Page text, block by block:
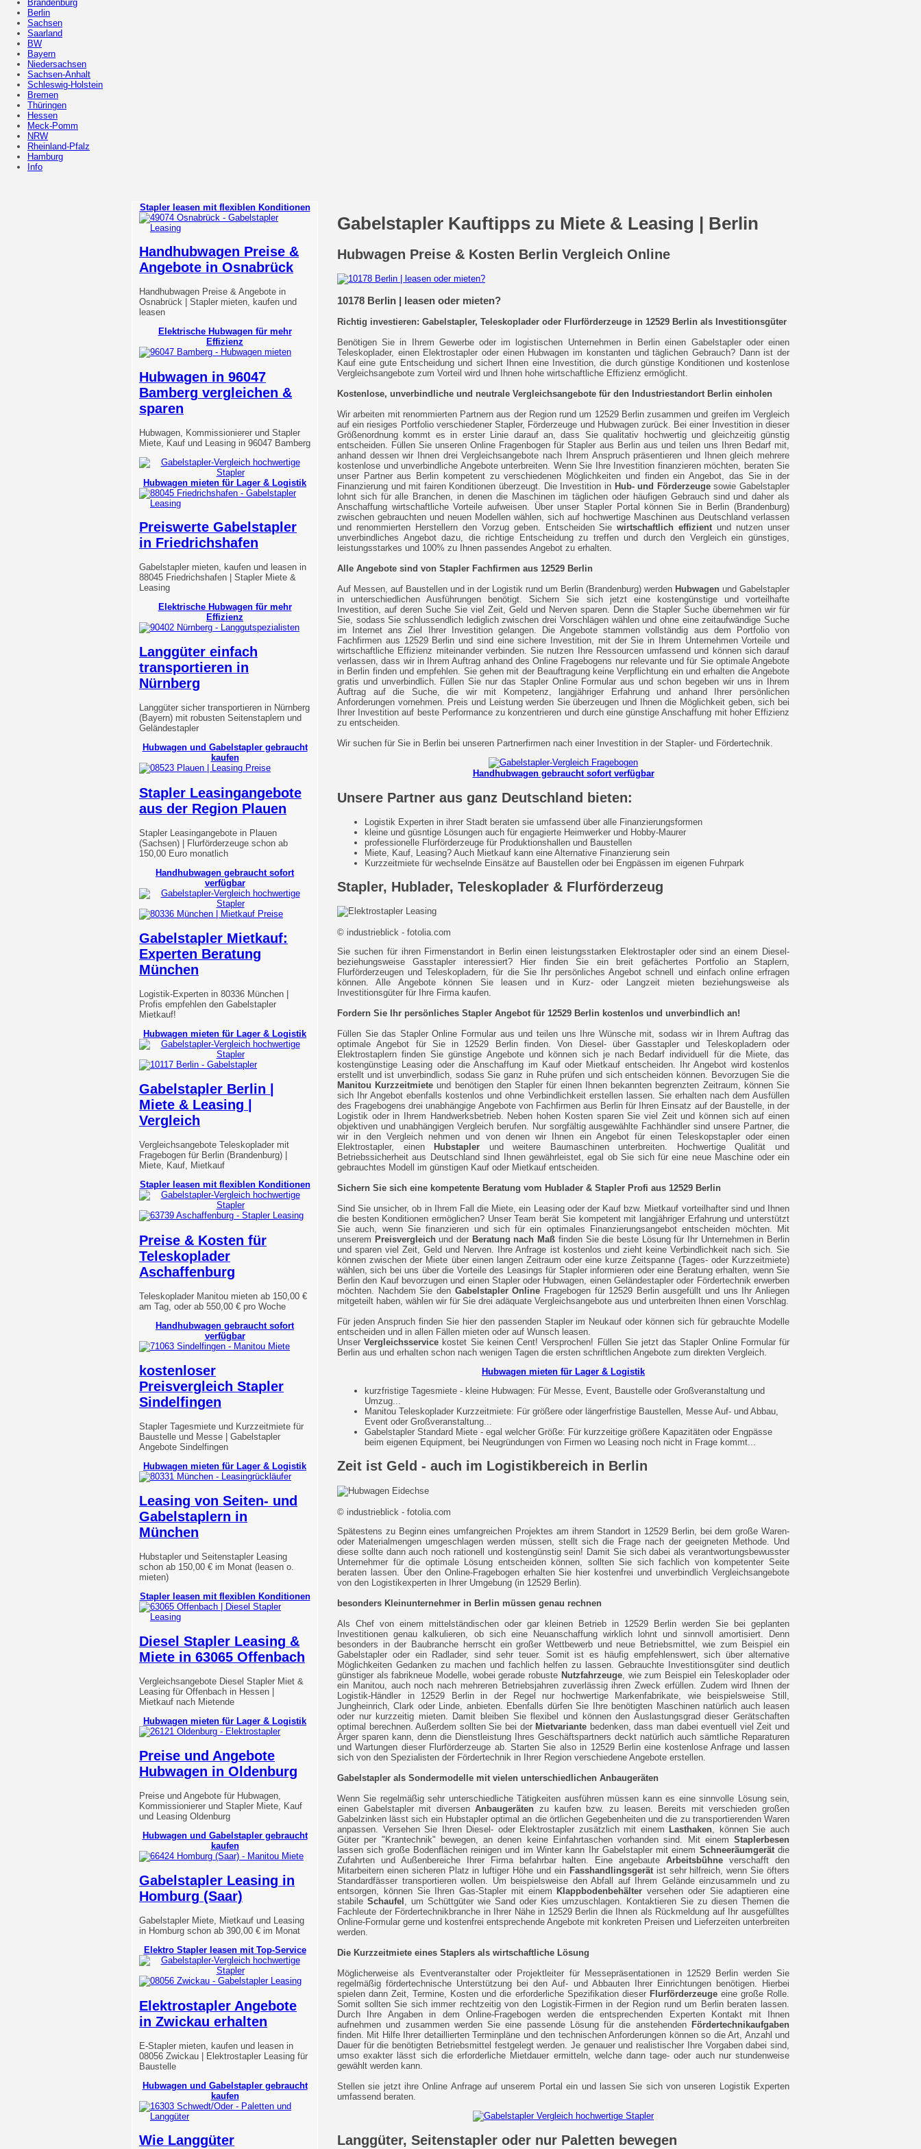
Brandenburg
Berlin
Sachsen
Saarland
BW
Bayern
Niedersachsen
Sachsen-Anhalt
Schleswig-Holstein
Bremen
Thüringen
Hessen
Meck-Pomm
NRW
Rheinland-Pfalz
Hamburg
Info
Gabelstapler Kauftipps zu Miete & Leasing | Berlin
Hubwagen Preise & Kosten Berlin Vergleich Online
10178 Berlin | leasen oder mieten?
Richtig investieren: Gabelstapler, Teleskoplader oder Flurförderzeuge in 12529 Berlin als Investitionsgüter
Benötigen Sie in Ihrem Gewerbe oder im logistischen Unternehmen in Berlin einen Gabelstapler oder einen
Teleskoplader, einen Elektrostapler oder einen Hubwagen im konstanten und täglichen Gebrauch? Dann ist der
Kauf eine gute Entscheidung und sichert Ihnen eine Investition, die durch günstige Konditionen und kostenlose
Vergleichsangebote zum Vorteil wird und Ihnen hohe wirtschaftliche Effizienz ermöglicht.
Kostenlose, unverbindliche und neutrale Vergleichsangebote für den Industriestandort Berlin einholen
Wir arbeiten mit renommierten Partnern aus der Region rund um 12529 Berlin zusammen und greifen im Vergleich
auf ein riesiges Portfolio verschiedener Stapler, Förderzeuge und Hubwagen zurück. Bei einer Investition in dieser
Größenordnung kommt es in erster Linie darauf an, dass Sie qualitativ hochwertig und gleichzeitig günstig
entscheiden. Füllen Sie unseren Online Fragenbogen für Stapler aus Berlin aus und teilen uns Ihren Bedarf mit,
anhand dessen wir Ihnen drei Vergleichsangebote nach Ihrem Anspruch präsentieren und Ihnen gleich mehrere
kostenlose und unverbindliche Angebote unterbreiten. Wenn Sie Ihre Investition finanzieren möchten, beraten Sie
unser Partner aus Berlin kompetent zu verschiedenen Möglichkeiten und finden ein Angebot, das Sie in der
Finanzierung und mit fairen Konditionen überzeugt. Die Investition in Hub- und Förderzeugesowie Gabelstapler
lohnt sich für alle Branchen, in denen die Maschinen im täglichen oder häufigen Gebrauch sind und daher als
Anschaffung wirtschaftliche Vorteile aufweisen. Über unser Stapler Portal können Sie in Berlin (Brandenburg)
zwischen gebrauchten und neuen Modellen wählen, sich auf hochwertige Maschinen aus Deutschland verlassen
und renommierten Herstellern den Vorzug geben. Entscheiden Siewirtschaftlich effizientund nutzen unser
unverbindliches Angebot dazu, die richtige Entscheidung zu treffen und durch den Vergleich ein günstiges,
leistungsstarkes und 100% zu Ihnen passendes Angebot zu erhalten.
Alle Angebote sind von Stapler Fachfirmen aus 12529 Berlin
Auf Messen, auf Baustellen und in der Logistik rund um Berlin (Brandenburg) werden Hubwagen und Gabelstapler
in unterschiedlichen Ausführungen benötigt. Sichern Sie sich jetzt eine kostengünstige und vorteilhafte
Investition, auf deren Suche Sie viel Zeit, Geld und Nerven sparen. Denn die Stapler Suche übernehmen wir für
Sie, sodass Sie schlussendlich lediglich zwischen drei Vorschlägen wählen und ohne eine zeitaufwändige Suche
im Internet ans Ziel Ihrer Investition gelangen. Die Angebote stammen vollständig aus dem Portfolio von
Fachfirmen aus 12529 Berlin und sind eine sichere Investition, mit der Sie in Ihrem Unternehmen Vorteile und
wirtschaftliche Effizienz miteinander verbinden. Sie nutzen Ihre Ressourcen umfassend und können sich darauf
verlassen, dass wir in Ihrem Auftrag anhand des Online Fragebogens nur relevante und für Sie optimale Angebote
in Berlin finden und empfehlen. Sie gehen mit der Beauftragung keine Verpflichtung ein und erhalten die Angebote
gratis und unverbindlich. Füllen Sie nur das Stapler Online Formular aus und schon begeben wir uns in Ihrem
Auftrag auf die Suche, die wir mit Kompetenz, langjähriger Erfahrung und anhand Ihrer persönlichen
Anforderungen vornehmen. Preis und Leistung werden Sie überzeugen und Ihnen die Möglichkeit geben, sich bei
Ihrer Investition auf beste Performance zu konzentrieren und durch eine günstige Anschaffung mit hoher Effizienz
zu entscheiden.
Wir suchen für Sie in Berlin bei unseren Partnerfirmen nach einer Investition in der Stapler- und Fördertechnik.
Handhubwagen gebraucht sofort verfügbar
Unsere Partner aus ganz Deutschland bieten:
Logistik Experten in ihrer Stadt beraten sie umfassend über alle Finanzierungsformen
kleine und güsntige Lösungen auch für engagierte Heimwerker und Hobby-Maurer
professionelle Flurförderzeuge für Produktionshallen und Baustellen
Miete, Kauf, Leasing? Auch Mietkauf kann eine Alternative Finanzierung sein
Kurzzeitmiete für wechselnde Einsätze auf Baustellen oder bei Engpässen im eigenen Fuhrpark
Stapler, Hublader, Teleskoplader & Flurförderzeug
© industrieblick - fotolia.com
Sie suchen für ihren Firmenstandort in Berlin einen leistungsstarken Elektrostapler oder sind an einem Diesel-
beziehungsweise Gasstapler interessiert? Hier finden Sie ein breit gefächertes Portfolio an Staplern,
Flurförderzeugen und Teleskopladern, für die Sie Ihr persönliches Angebot schnell und einfach online erfragen
können. Alle Angebote können Sie leasen und in Kurz- oder Langzeit mieten beziehungsweise als
Investitionsgüter für Ihre Firma kaufen.
Fordern Sie Ihr persönliches Stapler Angebot für 12529 Berlin kostenlos und unverbindlich an!
Füllen Sie das Stapler Online Formular aus und teilen uns Ihre Wünsche mit, sodass wir in Ihrem Auftrag das
optimale Angebot für Sie in 12529 Berlin finden. Von Diesel- über Gasstapler und Teleskopladern oder
Elektrostaplern finden Sie günstige Angebote und können sich je nach Bedarf individuell für die Miete, das
kostengünstige Leasing oder die Anschaffung im Kauf oder Mietkauf entscheiden. Ihr Angebot wird kostenlos
erstellt und ist unverbindlich, sodass Sie ganz in Ruhe prüfen und sich entscheiden können. Bevorzugen Sie die
Manitou Kurzzeitmiete und benötigen den Stapler für einen Ihnen bekannten begrenzten Zeitraum, können Sie
sich Ihr Angebot ebenfalls kostenlos und ohne Verbindlichkeit erstellen lassen. Sie erhalten nach dem Ausfüllen
des Fragebogens drei unabhängige Angebote von Fachfirmen aus Berlin für Ihren Einsatz auf der Baustelle, in der
Logistik oder in Ihrem Handwerksbetrieb. Neben hohen Kosten sparen Sie viel Zeit und können sich auf einen
objektiven und unabhängigen Vergleich berufen. Nur sorgfältig ausgewählte Fachhändler sind unsere Partner, die
wir in den Vergleich nehmen und von denen wir Ihnen ein Angebot für einen Teleskopstapler oder einen
Elektrostapler, einen
Hubstapler und weitere Baumaschinen unterbreiten. Hochwertige Qualität und
Betriebssicherheit aus Deutschland sind Ihnen gewährleistet, egal ob Sie sich für eine neue Maschine oder ein
gebrauchtes Modell im günstigen Kauf oder Mietkauf entscheiden.
Sichern Sie sich eine kompetente Beratung vom Hublader & Stapler Profi aus 12529 Berlin
Sind Sie unsicher, ob in Ihrem Fall die Miete, ein Leasing oder der Kauf bzw. Mietkauf vorteilhafter sind und Ihnen
die besten Konditionen ermöglichen? Unser Team berät Sie kompetent mit langjähriger Erfahrung und unterstützt
Sie auch, wenn Sie finanzieren und sich für ein optimales Finanzierungsangebot entscheiden möchten. Mit
unserem Preisvergleichund der Beratung nach Maß finden Sie die beste Lösung für Ihr Unternehmen in Berlin
und sparen viel Zeit, Geld und Nerven. Ihre Anfrage ist kostenlos und zieht keine Verbindlichkeit nach sich. Sie
können zwischen der Miete über einen langen Zeitraum oder eine kurze Zeitspanne (Tages- oder Kurzzeitmiete)
wählen, sich bei uns über die Vorteile des Leasings für Stapler informieren oder eine Beratung erhalten, wenn Sie
Berlin den Kauf bevorzugen und einen Stapler oder Hubwagen, einen Geländestapler oder Fördertechnik erwerben
möchten. Nachdem Sie den Gabelstapler Online Fragebogen für 12529 Berlin ausgefüllt und uns Ihr Anliegen
mitgeteilt haben, wählen wir für Sie drei adäquate Vergleichsangebote aus und unterbreiten Ihnen einen Vorschlag.
Für jeden Anspruch finden Sie hier den passenden Stapler im Neukauf oder können sich für gebrauchte Modelle
entscheiden und in allen Fällen mieten oder auf Wunsch leasen.
UnserVergleichsservice kostet Sie keinen Cent! Versprochen! Füllen Sie jetzt das Stapler Online Formular für
Berlin aus und erhalten schon nach wenigen Tagen die ersten schriftlichen Angebote zum direkten Vergleich.
Hubwagen mieten für Lager & Logistik
kurzfristige Tagesmiete - kleine Hubwagen: Für Messe, Event, Baustelle oder Großveranstaltung und
Umzug...
Manitou Teleskoplader Kurzzeitmiete: Für größere oder längerfristige Baustellen, Messe Auf- und Abbau,
Event oder Großveranstaltung...
Gabelstapler Standard Miete - egal welcher Größe: Für kurzzeitige größere Kapazitäten oder Engpässe
beim eigenen Equipment, bei Neugründungen von Firmen wo Leasing noch nicht in Frage kommt...
Zeit ist Geld - auch im Logistikbereich in Berlin
© industrieblick - fotolia.com
Spätestens zu Beginn eines umfangreichen Projektes am ihrem Standort in 12529 Berlin, bei dem große Waren-
oder Materialmengen umgeschlagen werden müssen, stellt sich die Frage nach der geeigneten Methode. Und
diese sollte dann auch noch rationell und kostengünstig sein! Damit Sie sich dabei als verantwortungsbewusster
Unternehmer für die optimale Lösung entscheiden können, sollten Sie sich fachlich von kompetenter Seite
beraten lassen. Über den Online-Fragebogen erhalten Sie hier kostenfrei und unverbindlich Vergleichsangebote
von den Logistikexperten in Ihrer Umgebung (in 12529 Berlin).
besonders Kleinunternehmer in Berlin müssen genau rechnen
Als Chef von einem mittelständischen oder gar kleinen Betrieb in 12529 Berlin werden Sie bei geplanten
Investitionen genau kalkulieren, ob sich eine Neuanschaffung wirklich lohnt und sinnvoll amortisiert. Denn
besonders in der Baubranche herrscht ein großer Wettbewerb und neue Betriebsmittel, wie zum Beispiel ein
Gabelstapler oder ein Radlader, sind sehr teuer. Somit ist es häufig empfehlenswert, sich über alternative
Möglichkeiten Gedanken zu machen und fachlich helfen zu lassen. Gebrauchte Investitionsgüter sind deutlich
günstiger als fabrikneue Modelle, wobei gerade robuste Nutzfahrzeuge, wie zum Beispiel ein Teleskoplader oder
ein Manitou, auch noch nach mehreren Betriebsjahren zuverlässig ihren Zweck erfüllen. Zudem wird Ihnen der
Logistik-Händler in 12529 Berlin in der Regel nur hochwertige Markenfabrikate, wie beispielsweise Still,
Jungheinrich, Clark oder Linde, anbieten. Ebenfalls dürfen Sie Ihre benötigten Maschinen natürlich auch leasen
oder nur kurzzeitig mieten. Damit bleiben Sie flexibel und können den Auslastungsgrad dieser Gerätschaften
optimal berechnen. Außerdem sollten Sie bei der Mietvariante bedenken, dass man dabei eventuell viel Zeit und
Ärger sparen kann, denn die Dienstleistung Ihres Geschäftspartners deckt natürlich auch sämtliche Reparaturen
und Wartungen dieser Flurförderzeuge ab. Starten Sie also in 12529 Berlin eine kostenlose Anfrage und lassen
sich von den Spezialisten der Fördertechnik in Ihrer Region verschiedene Angebote erstellen.
Gabelstapler als Sondermodelle mit vielen unterschiedlichen Anbaugeräten
Wenn Sie regelmäßig sehr unterschiedliche Tätigkeiten ausführen müssen kann es eine sinnvolle Lösung sein,
einen Gabelstapler mit diversenAnbaugeräten zu kaufen bzw. zu leasen. Bereits mit verschieden großen
Gabelzinken lässt sich ein Hubstapler optimal an die örtlichen Gegebenheiten und die zu transportierenden Waren
anpassen. Versehen Sie Ihren Diesel- oder Elektrostapler zusätzlich mit einem
Lasthaken , können Sie auch
Güter per "Krantechnik" bewegen, an denen keine Einfahrtaschen vorhanden sind. Mit einem Staplerbesen
lassen sich große Bodenflächen reinigen und im Winter kann Ihr Gabelstapler mit einem Schneeräumgerätdie
Zufahrten und Außenbereiche Ihrer Firma befahrbar halten. Eine angebauteArbeitsbühne verschafft den
Mitarbeitern einen sicheren Platz in luftiger Höhe und ein Fasshandlingsgerätist sehr hilfreich, wenn Sie öfters
Standardfässer transportieren wollen. Um beispielsweise den Abfall auf Ihrem Gelände einzusammeln und zu
entsorgen, können Sie Ihren Gas-Stapler mit einem Klappbodenbehälter versehen oder Sie adaptieren eine
stabile Schaufel
, um Schüttgüter wie Sand oder Kies umzuschlagen. Kontaktieren Sie zu diesen Themen die
Fachleute der Fördertechnikbranche in Ihrer Nähe in 12529 Berlin die Ihnen als Rückmeldung auf Ihr ausgefülltes
Online-Formular gerne und kostenfrei entsprechende Angebote mit konkreten Preisen und Lieferzeiten unterbreiten
werden.
Die Kurzzeitmiete eines Staplers als wirtschaftliche Lösung
Möglicherweise als Eventveranstalter oder Projektleiter für Messepräsentationen in 12529 Berlin werden Sie
regelmäßig fördertechnische Unterstützung bei den Auf- und Abbauten Ihrer Einrichtungen benötigen. Hierbei
spielen dann Zeit, Termine, Kosten und die erforderliche Spezifikation dieser Flurförderzeugeeine große Rolle.
Somit sollten Sie sich immer rechtzeitig von den Logistik-Firmen in der Region rund um Berlin beraten lassen.
Durch Ihre Angaben in dem Online-Fragebogen werden die entsprechenden Experten Kontakt mit Ihnen
aufnehmen und zusammen werden Sie eine passende Lösung für die anstehenden Fördertechnikaufgaben
finden. Mit Hilfe Ihrer detaillierten Terminpläne und den technischen Anforderungen können so die Art, Anzahl und
Dauer für die benötigten Betriebsmittel festgelegt werden. Je genauer und realistischer Ihre Vorgaben dabei sind,
umso exakter lässt sich die erforderliche Mietdauer ermitteln, welche dann tage- oder auch nur stundenweise
gewählt werden kann.
Stellen sie jetzt ihre Online Anfrage auf unserem Portal ein und lassen Sie sich von unseren Logistik Experten
umfassend beraten.
Langgüter, Seitenstapler oder nur Paletten bewegen
Stapler leasen mit flexiblen Konditionen
Handhubwagen Preise &
Angebote in Osnabrück
Handhubwagen Preise & Angebote in
Osnabrück | Stapler mieten, kaufen und
leasen
Elektrische Hubwagen für mehr
Effizienz
Hubwagen in 96047
Bamberg vergleichen &
sparen
Hubwagen, Kommissionierer und Stapler
Miete, Kauf und Leasing in 96047 Bamberg
Hubwagen mieten für Lager & Logistik
Preiswerte Gabelstapler
in Friedrichshafen
Gabelstapler mieten, kaufen und leasen in
88045 Friedrichshafen | Stapler Miete &
Leasing
Elektrische Hubwagen für mehr
Effizienz
Langgüter einfach
transportieren in
Nürnberg
Langgüter sicher transportieren in Nürnberg
(Bayern) mit robusten Seitenstaplern und
Geländestapler
Hubwagen und Gabelstapler gebraucht
kaufen
Stapler Leasingangebote
aus der Region Plauen
Stapler Leasingangebote in Plauen
(Sachsen) | Flurförderzeuge schon ab
150,00 Euro monatlich
Handhubwagen gebraucht sofort
verfügbar
Gabelstapler Mietkauf:
Experten Beratung
München
Logistik-Experten in 80336 München |
Profis empfehlen den Gabelstapler
Mietkauf!
Hubwagen mieten für Lager & Logistik
Gabelstapler Berlin |
Miete & Leasing |
Vergleich
Vergleichsangebote Teleskoplader mit
Fragebogen für Berlin (Brandenburg) |
Miete, Kauf, Mietkauf
Stapler leasen mit flexiblen Konditionen
Preise & Kosten für
Teleskoplader
Aschaffenburg
Teleskoplader Manitou mieten ab 150,00 €
am Tag, oder ab 550,00 € pro Woche
Handhubwagen gebraucht sofort
verfügbar
kostenloser
Preisvergleich Stapler
Sindelfingen
Stapler Tagesmiete und Kurzzeitmiete für
Baustelle und Messe | Gabelstapler
Angebote Sindelfingen
Hubwagen mieten für Lager & Logistik
Leasing von Seiten- und
Gabelstaplern in
München
Hubstapler und Seitenstapler Leasing
schon ab 150,00 € im Monat (leasen o.
mieten)
Stapler leasen mit flexiblen Konditionen
Diesel Stapler Leasing &
Miete in 63065 Offenbach
Vergleichsangebote Diesel Stapler Miet &
Leasing für Offenbach in Hessen |
Mietkauf nach Mietende
Hubwagen mieten für Lager & Logistik
Preise und Angebote
Hubwagen in Oldenburg
Preise und Angebote für Hubwagen,
Kommissionierer und Stapler Miete, Kauf
und Leasing Oldenburg
Hubwagen und Gabelstapler gebraucht
kaufen
Gabelstapler Leasing in
Homburg (Saar)
Gabelstapler Miete, Mietkauf und Leasing
in Homburg schon ab 390,00 € im Monat
Elektro Stapler leasen mit Top-Service
Elektrostapler Angebote
in Zwickau erhalten
E-Stapler mieten, kaufen und leasen in
08056 Zwickau | Elektrostapler Leasing für
Baustelle
Hubwagen und Gabelstapler gebraucht
kaufen
Wie Langgüter